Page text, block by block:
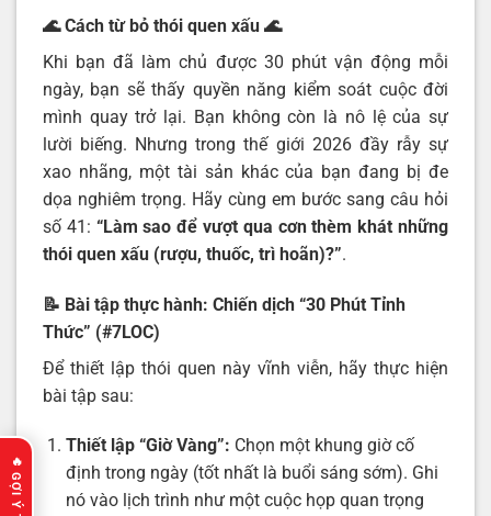
🌊 Cách từ bỏ thói quen xấu 🌊
Khi bạn đã làm chủ được 30 phút vận động mỗi
ngày, bạn sẽ thấy quyền năng kiểm soát cuộc đời
mình quay trở lại. Bạn không còn là nô lệ của sự
lười biếng. Nhưng trong thế giới 2026 đầy rẫy sự
xao nhãng, một tài sản khác của bạn đang bị đe
dọa nghiêm trọng. Hãy cùng em bước sang câu hỏi
số 41: “Làm sao để vượt qua cơn thèm khát những
thói quen xấu (rượu, thuốc, trì hoãn)?”.
📝 Bài tập thực hành: Chiến dịch “30 Phút Tỉnh
Thức” (#7LOC)
Để thiết lập thói quen này vĩnh viễn, hãy thực hiện
bài tập sau:
Thiết lập “Giờ Vàng”: Chọn một khung giờ cố
định trong ngày (tốt nhất là buổi sáng sớm). Ghi
nó vào lịch trình như một cuộc họp quan trọng